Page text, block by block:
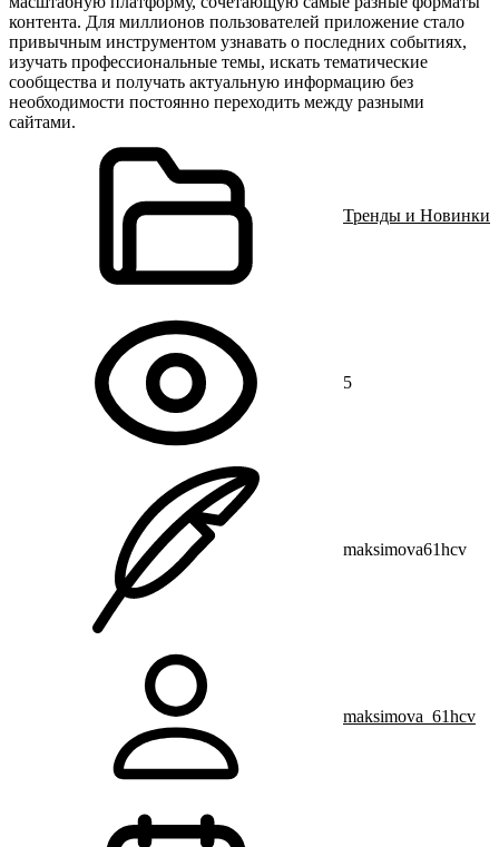
контента. Для миллионов пользователей приложение стало
привычным инструментом узнавать о последних событиях,
изучать профессиональные темы, искать тематические
сообщества и получать актуальную информацию без
необходимости постоянно переходить между разными
сайтами.
Тренды и Новинки
5
maksimova61hcv
maksimova_61hcv